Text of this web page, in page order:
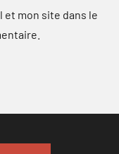
et mon site dans le